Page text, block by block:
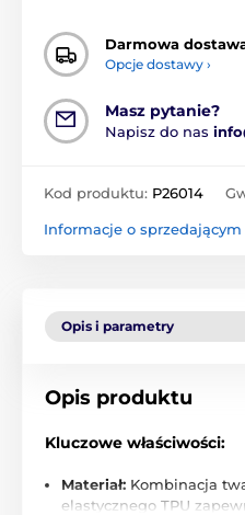
Darmowa
Opcje dostawy ›
Masz pytanie?
Napisz do nas
Kod produktu: P26014
Informacje o sprzedającym
Opis i parametry
Opis produktu
Kluczowe właściwości:
Materiał: Kombinacja
elastycznego TPU